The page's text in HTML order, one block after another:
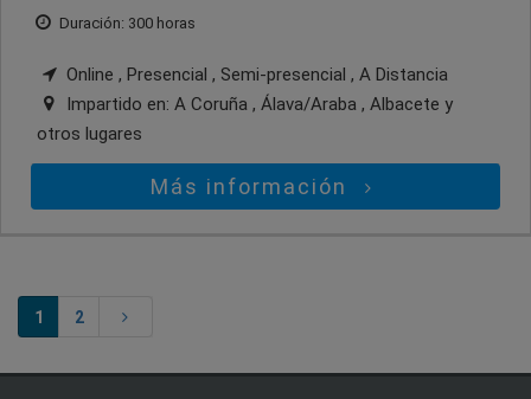
Duración: 300 horas
Online , Presencial , Semi-presencial , A Distancia
Impartido en: A Coruña , Álava/Araba , Albacete y
otros lugares
Más información
1 2